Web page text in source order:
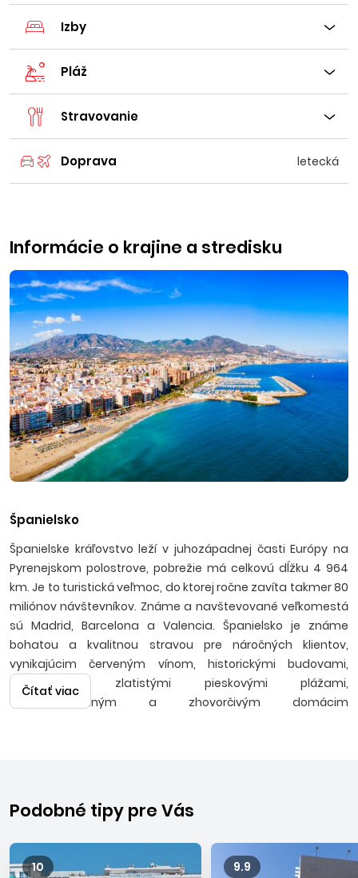
Izby
Pláž
Stravovanie
Doprava letecká
Informácie o krajine a stredisku
Španielsko
Španielske kráľovstvo leží v juhozápadnej časti Európy na
Pyrenejskom polostrove, pobrežie má celkovú dĺžku 4 964
km. Je to turistická veľmoc, do ktorej ročne zavíta takmer 80
miliónov návštevníkov. Známe a navštevované veľkomestá
sú Madrid, Barcelona a Valencia. Španielsko je známe
bohatou a kvalitnou stravou pre náročných klientov,
vynikajúcim červeným vínom, historickými budovami,
pamiatkami, zlatistými pieskovými plážami,
temperamentným a zhovorčivým domácim
atraktívne ceny, alebo objavte ďalšie
dovolenky
naprieč obľúbenými destináciami.
letisko v Barcelone, kde robíme aj fakultatívne a
poznávacie
zájazdy.
Čítať viac
Podobné tipy pre Vás
10 9.9